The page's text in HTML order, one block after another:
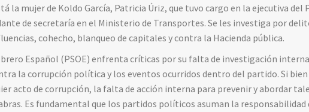
la mujer de Koldo García, Patricia Úriz, que tuvo cargo en la ejecutiva del
de secretaría en el Ministerio de Transportes. Se les investiga por
cohecho, blanqueo de capitales y contra la Hacienda pública.
Español (PSOE) enfrenta críticas por su falta de investigación
la corrupción política y los eventos ocurridos dentro del partido. Si bien
acto de corrupción, la falta de acción interna para prevenir y abordar
Es fundamental que los partidos políticos asuman la